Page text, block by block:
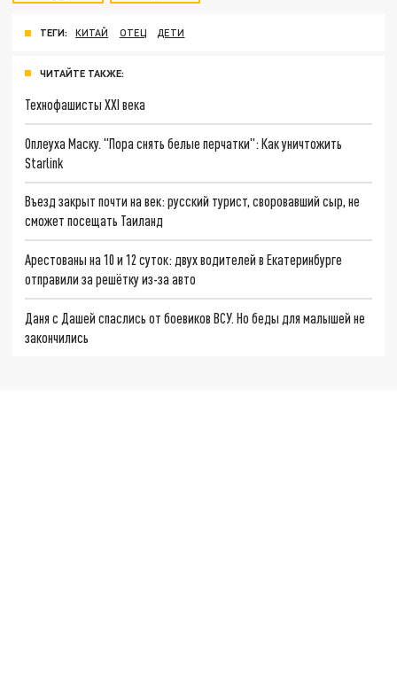
ТЕГИ: КИТАЙ ОТЕЦ ДЕТИ
ЧИТАЙТЕ ТАКЖЕ:
Технофашисты XXI века
Оплеуха Маску. "Пора снять белые перчатки": Как уничтожить
Starlink
Въезд закрыт почти на век: русский турист, своровавший сыр, не
сможет посещать Таиланд
Арестованы на 10 и 12 суток: двух водителей в Екатеринбурге
отправили за решётку из-за авто
Даня с Дашей спаслись от боевиков ВСУ. Но беды для малышей не
закончились